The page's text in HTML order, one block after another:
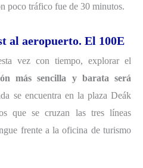
poco tráfico fue de 30 minutos.
al aeropuerto. El 100E
vez con tiempo, explorar el
más sencilla y barata será
se encuentra en la plaza Deák
que se cruzan las tres líneas
frente a la oficina de turismo